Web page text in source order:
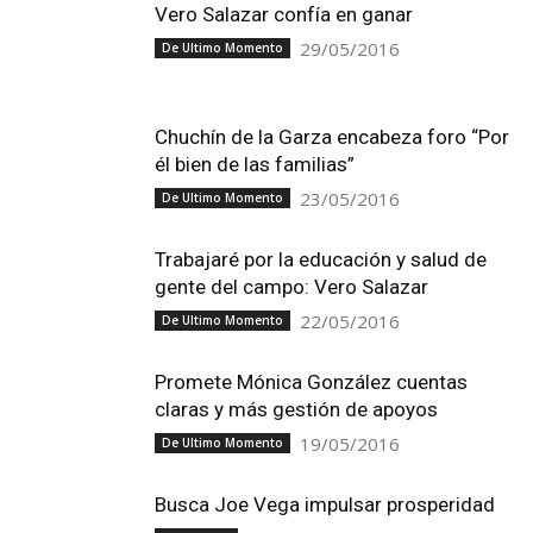
Vero Salazar confía en ganar
De Ultimo Momento 29/05/2016
Chuchín de la Garza encabeza foro “Por
él bien de las familias”
De Ultimo Momento 23/05/2016
Trabajaré por la educación y salud de
gente del campo: Vero Salazar
De Ultimo Momento 22/05/2016
Promete Mónica González cuentas
claras y más gestión de apoyos
De Ultimo Momento 19/05/2016
Busca Joe Vega impulsar prosperidad